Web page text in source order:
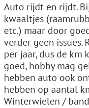
Auto rijdt en rijdt.
kwaaltjes
etc.) maar door
verder geen issues.
per jaar, dus de km
goed, hobby mag
hebben auto ook
hebben op aantal
Winterwielen /